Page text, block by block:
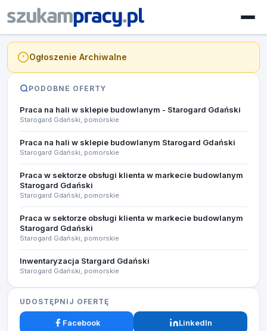
Ogłoszenie Archiwalne
PODOBNE OFERTY
Praca na hali w sklepie budowlanym - Starogard Gdański
Starogard Gdański, pomorskie
Praca na hali w sklepie budowlanym Starogard Gdański
Starogard Gdański, pomorskie
Praca w sektorze obsługi klienta w markecie budowlanym
Starogard Gdański
Starogard Gdański, pomorskie
Praca w sektorze obsługi klienta w markecie budowlanym
Starogard Gdański
Starogard Gdański, pomorskie
Inwentaryzacja Stargard Gdański
Starogard Gdański, pomorskie
UDOSTĘPNIJ OFERTĘ
Facebook LinkedIn